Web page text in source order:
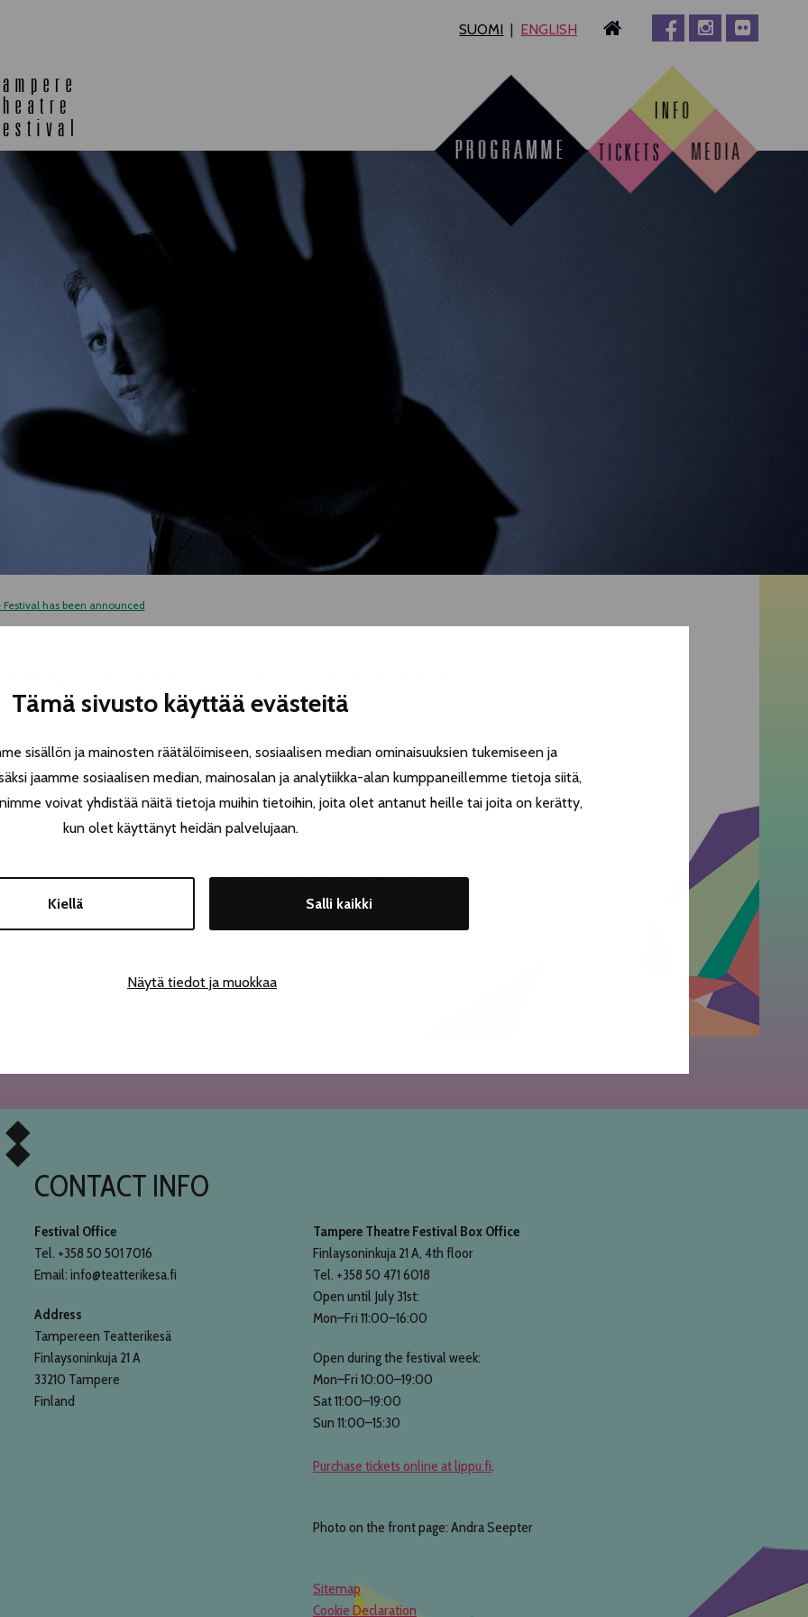
Tämä sivusto käyttää evästeitä
sisällön ja mainosten räätälöimiseen, sosiaalisen median ominaisuuksien tukemiseen ja
jaamme sosiaalisen median, mainosalan ja analytiikka-alan kumppaneillemme tietoja siitä,
voivat yhdistää näitä tietoja muihin tietoihin, joita olet antanut heille tai joita on kerätty,
kun olet käyttänyt heidän palvelujaan.
Kiellä Salli kaikki
Näytä tiedot ja muokkaa
SUOMI ENGLISH
TLAB OFF TAMPERE
SEMINARS, MEETINGS AND
MORE
has been announced
of Theatre Festival has been announced
2024 is now announced. The Festival is traditionally opened with celebratory speeches
and Marzi Nymanwill be performing songs from their TelttaLab evening concert. Opening
of Local and Regional Government
Anna-Kaisa Ikonen.
Check out the full program of the
6.8 at 12 noon at Laikunlava (Puutarhakatu 1). The event has a free admission and is
CONTACT INFO
Festival Office
Tel. +358 50 501 7016
Email: info@teatterikesa.fi
Address
Tampereen Teatterikesä
Finlaysoninkuja 21 A
33210 Tampere
Finland
Tampere Theatre Festival Box Office
Finlaysoninkuja 21 A, 4th floor
Tel. +358 50 471 6018
Open until July 31st:
Mon–Fri 11:00–16:00
Open during the festival week:
Mon–Fri 10:00–19:00
Sat 11:00–19:00
Sun 11:00–15:30
Purchase tickets online at lippu.fi.
Photo on the front page: Andra Seepter
Sitemap
Cookie Declaration